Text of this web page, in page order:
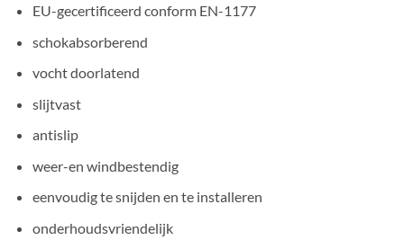
EU-gecertificeerd conform EN-1177
schokabsorberend
vocht doorlatend
slijtvast
antislip
weer-en windbestendig
eenvoudig te snijden en te installeren
onderhoudsvriendelijk